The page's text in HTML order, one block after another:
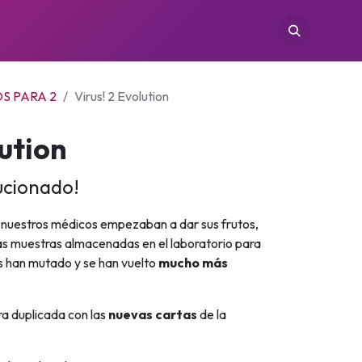
PARA 2 Virus! 2 Evolution
médicos empezaban a dar sus frutos,
muestras almacenadas en el laboratorio para
han mutado y se han vuelto mucho más
duplicada con las nuevas cartas de la